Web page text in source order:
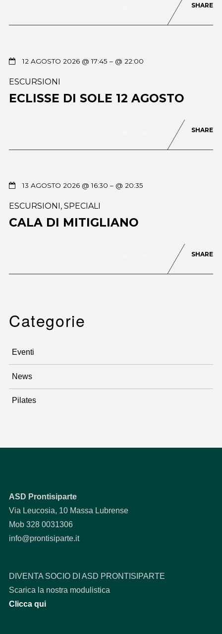
SHARE
12 AGOSTO 2026 @ 17:45 – @ 22:00
ESCURSIONI
ECLISSE DI SOLE 12 AGOSTO
SHARE
13 AGOSTO 2026 @ 16:30 – @ 20:35
ESCURSIONI, SPECIALI
CALA DI MITIGLIANO
SHARE
Categorie
Eventi
News
Pilates
ASD Prontisiparte
Via Leucosia, 10 Massa Lubrense
Mob 328 0031306
info@prontisiparte.it
DIVENTA SOCIO DI ASD PRONTISIPARTE
Scarica la nostra modulistica
Clicca qui